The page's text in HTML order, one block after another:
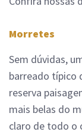
Morretes
Sem dúvidas,
barreado típico
reserva
mais belas do
claro de todo